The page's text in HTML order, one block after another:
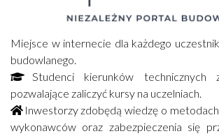
Miejsce w internecie dla każdego
budowlanego.
Studenci kierunków technicznych
pozwalające zaliczyć kursy na uczelniach.
Inwestorzy zdobędą wiedzę o
wykonawców oraz zabezpieczenia się